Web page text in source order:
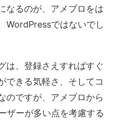
なるのが、アメブロをは
WordPressではないでし
は、登録さえすればすぐ
できる気軽さ、そしてコ
のですが、アメブロから
ザーが多い点を考慮する